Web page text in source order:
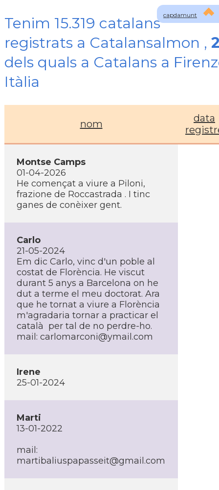
capdamunt
Tenim 15.319 catalans
registrats a Catalansalmon ,
dels quals a Catalans a
Itàlia
nom
data
Montse Camps
01-04-2026
He començat a viure a Piloni,
frazione de Roccastrada . I tinc
ganes de conèixer gent.
Carlo
21-05-2024
Em dic Carlo, vinc d'un poble al
costat de Florència. He viscut
durant 5 anys a Barcelona on he
dut a terme el meu doctorat. Ara
que he tornat a viure a Florència
m'agradaria tornar a practicar el
català per tal de no perdre-ho.
mail: carlomarconi@ymail.com
Irene
25-01-2024
Marti
13-01-2022
mail:
martibaliuspapasseit@gmail.com